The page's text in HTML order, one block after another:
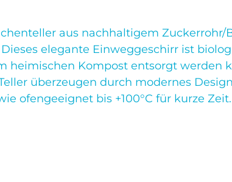
aus nachhaltigem Zuckerrohr/
elegante Einweggeschirr ist
heimischen Kompost entsorgt werden
überzeugen durch modernes
ofengeeignet bis +100°C für kurze